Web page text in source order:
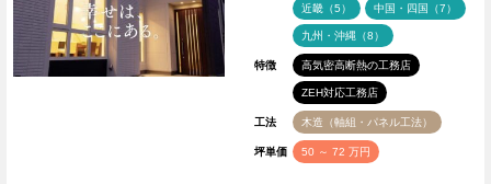
近畿（5） 中国・四国（7）
九州・沖縄（8）
特徴 高気密高断熱の工務店
ZEH対応工務店
工法 木造（軸組・パネル工法）
坪単価 50 ～ 72 万円